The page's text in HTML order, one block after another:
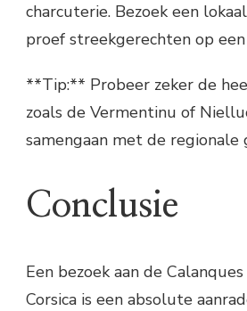
charcuterie. Bezoek een
proef streekgerechten op
**Tip:** Probeer zeker de
zoals de Vermentinu of
samengaan met de regionale
Conclusie
Een bezoek aan de
Corsica is een absolute